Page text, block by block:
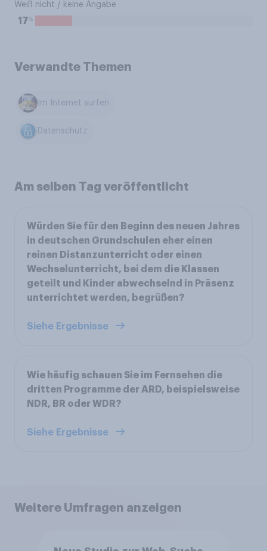
Weiß nicht / keine Angabe
17%
Verwandte Themen
Im Internet surfen
Datenschutz
Am selben Tag veröffentlicht
Würden Sie für den Beginn des neuen Jahres
in deutschen Grundschulen eher einen
reinen Distanzunterricht oder einen
Wechselunterricht, bei dem die Klassen
geteilt und Kinder abwechselnd in Präsenz
unterrichtet werden, begrüßen?
Siehe Ergebnisse
Wie häufig schauen Sie im Fernsehen die
dritten Programme der ARD, beispielsweise
NDR, BR oder WDR?
Siehe Ergebnisse
Weitere Umfragen anzeigen